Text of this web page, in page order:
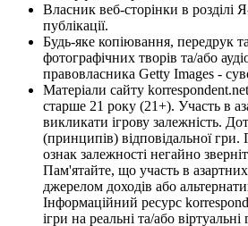
Власник веб-сторінки в розділі
публікації.
Будь-яке копіювання, передрук
фотографічних творів та/або
правовласника Getty Images -
Матеріали сайту
старше 21 року (21+). Участь в
викликати ігрову залежність.
(принципів) відповідальної
ознак залежності негайно
Пам'ятайте, що участь в
джерелом доходів або
Інформаційний ресурс
ігри на реальні та/або